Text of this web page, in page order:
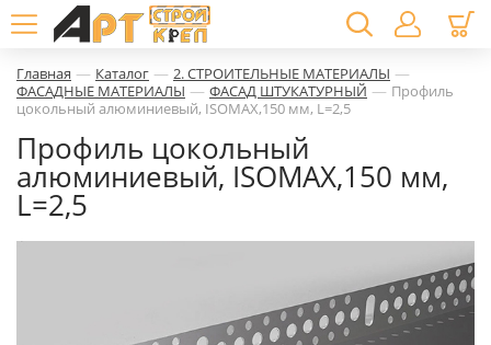
Главная — Каталог — 2. СТРОИТЕЛЬНЫЕ МАТЕРИАЛЫ —
ФАСАДНЫЕ МАТЕРИАЛЫ — ФАСАД ШТУКАТУРНЫЙ — Профиль
цокольный алюминиевый, ISOMAX,150 мм, L=2,5
Профиль цокольный
алюминиевый, ISOMAX,150 мм,
L=2,5